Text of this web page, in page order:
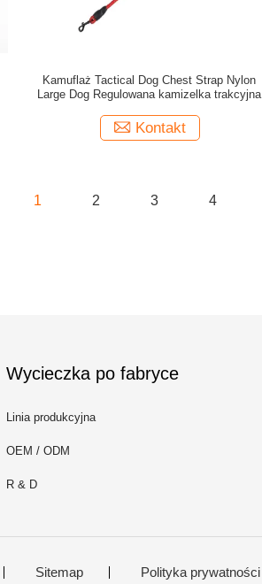
Kamuflaż Tactical Dog Chest Strap Nylon
Large Dog Regulowana kamizelka trakcyjna
Kontakt
1 2 3 4
Wycieczka po fabryce
Linia produkcyjna
OEM / ODM
R & D
Sitemap Polityka prywatności